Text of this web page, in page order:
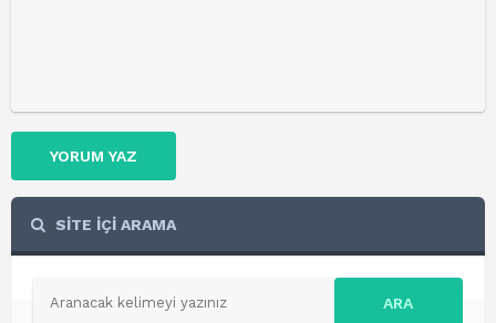
YORUM YAZ
SİTE İÇİ ARAMA
ARA